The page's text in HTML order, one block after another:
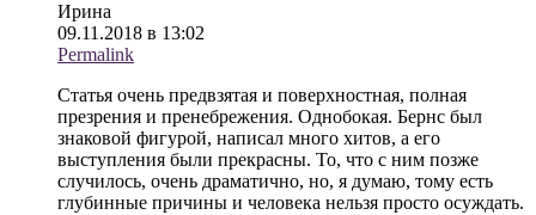
Ирина
09.11.2018 в 13:02
Permalink
Статья очень предвзятая и поверхностная, полная
презрения и пренебрежения. Однобокая. Бернс был
знаковой фигурой, написал много хитов, а его
выступления были прекрасны. То, что с ним позже
случилось, очень драматично, но, я думаю, тому есть
глубинные причины и человека нельзя просто осуждать.